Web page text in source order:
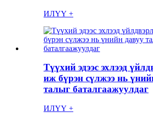
ИЛҮҮ +
Түүхий эдээс эхлээд
иж бүрэн сүлжээ нь
талыг баталгаажуулдаг
ИЛҮҮ +